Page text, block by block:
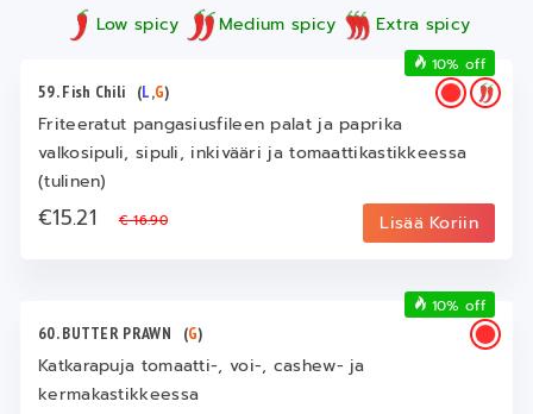
Low spicy
Medium spicy Extra spicy
59. Fish Chili (L,G)
Friteeratut pangasiusfileen palat ja paprika
valkosipuli, sipuli, inkivääri ja tomaattikastikkeessa
(tulinen)
€15.21€ 16.90 Lisää Koriin
10% off
60. BUTTER PRAWN (G)
Katkarapuja tomaatti-, voi-, cashew- ja
kermakastikkeessa
10% off